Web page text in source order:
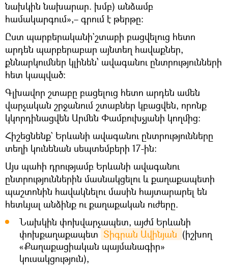
նախկին նախարար. խմբ) անձամբ
համակարգում»,– գրում է թերթը:
Ըստ պարբերականի`շտաբի բացվելուց հետո
արդեն պարբերաբար այնտեղ հավաքներ,
քննարկումներ կլինեն՝ ավագանու ընտրությունների
հետ կապված:
Գլխավոր շտաբը բացելուց հետո արդեն ամեն
վարչական շրջանում շտաբներ կբացվեն, որոնք
կկորդինացվեն Արմեն Փամբուխչյանի կողմից:
Հիշեցնենք` Երևանի ավագանու ընտրությունները
տեղի կունենան սեպտեմբերի 17-ին:
Այս պահի դրությամբ Երևանի ավագանու
ընտրություններին մասնակցելու և քաղաքապետի
պաշտոնին հավակնելու մասին հայտարարել են
հետևյալ անձինք ու քաղաքական ուժերը.
Նախկին փոխվարչապետ, այժմ Երևանի
փոխքաղաքապետ Տիգրան Ավինյան (իշխող
«Քաղաքացիական պայմանագիր»
կուսակցություն),